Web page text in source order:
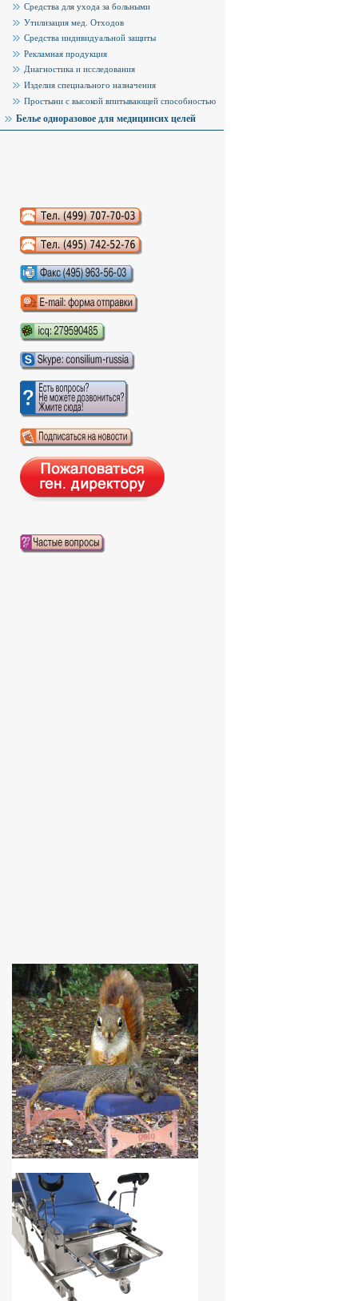
Средства для ухода за больными
Утилизация мед. Отходов
Средства индивидуальной защиты
Рекламная продукция
Диагностика и исследования
Изделия специального назначения
Простыни с высокой впитывающей способностью
Белье одноразовое для медицинсих целей
Аудиокниги слушать онлайн